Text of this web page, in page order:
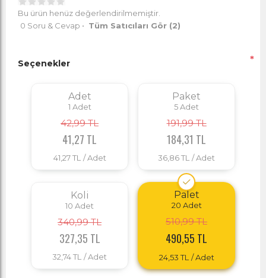
Bu ürün henüz değerlendirilmemiştir.
0 Soru & Cevap • Tüm Satıcıları Gör (2)
Seçenekler *
Adet
1 Adet
42,99 TL
41,27 TL
41,27 TL / Adet
Paket
5Adet
191,99 TL
184,31 TL
36,86 TL / Adet
Koli
10 Adet
340,99 TL
327,35 TL
32,74 TL / Adet
Palet
20 Adet
510,99 TL
490,55 TL
24,53 TL / Adet